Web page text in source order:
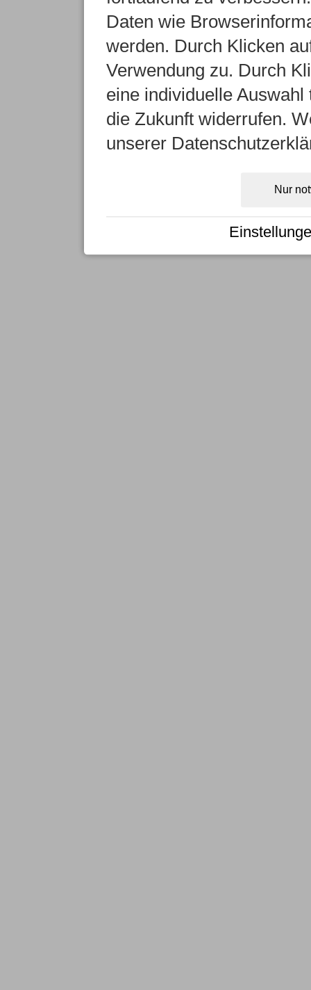
Daten wie
werden. Durch Klicken
Verwendung zu. Durch
eine individuelle
die Zukunft widerrufen.
unserer
Nur